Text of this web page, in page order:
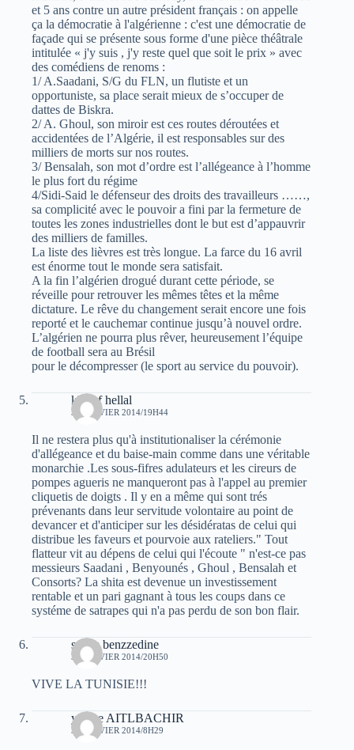
et 5 ans contre un autre président français : on appelle
ça la démocratie à l'algérienne : c'est une démocratie de
façade qui se présente sous forme d'une pièce théâtrale
intitulée « j'y suis , j'y reste quel que soit le prix » avec
des comédiens de renoms :
1/ A.Saadani, S/G du FLN, un flutiste et un
opportuniste, sa place serait mieux de s’occuper de
dattes de Biskra.
2/ A. Ghoul, son miroir est ces routes déroutées et
accidentées de l’Algérie, il est responsables sur des
milliers de morts sur nos routes.
3/ Bensalah, son mot d’ordre est l’allégeance à l’homme
le plus fort du régime
4/Sidi-Said le défenseur des droits des travailleurs ……,
sa complicité avec le pouvoir a fini par la fermeture de
toutes les zones industrielles dont le but est d’appauvrir
des milliers de familles.
La liste des lièvres est très longue. La farce du 16 avril
est énorme tout le monde sera satisfait.
A la fin l’algérien drogué durant cette période, se
réveille pour retrouver les mêmes têtes et la même
dictature. Le rêve du changement serait encore une fois
reporté et le cauchemar continue jusqu’à nouvel ordre.
L’algérien ne pourra plus rêver, heureusement l’équipe
de football sera au Brésil
pour le décompresser (le sport au service du pouvoir).
khelaf hellal
30 JANVIER 2014/19H44
Il ne restera plus qu'à institutionaliser la cérémonie
d'allégeance et du baise-main comme dans une véritable
monarchie .Les sous-fifres adulateurs et les cireurs de
pompes agueris ne manqueront pas à l'appel au premier
cliquetis de doigts . Il y en a même qui sont trés
prévenants dans leur servitude volontaire au point de
devancer et d'anticiper sur les désidératas de celui qui
distribue les faveurs et pourvoie aux rateliers." Tout
flatteur vit au dépens de celui qui l'écoute " n'est-ce pas
messieurs Saadani , Benyounés , Ghoul , Bensalah et
Consorts? La shita est devenue un investissement
rentable et un pari gagnant à tous les coups dans ce
systéme de satrapes qui n'a pas perdu de son bon flair.
salam benzzedine
30 JANVIER 2014/20H50
VIVE LA TUNISIE!!!
yacine AITLBACHIR
31 JANVIER 2014/8H29